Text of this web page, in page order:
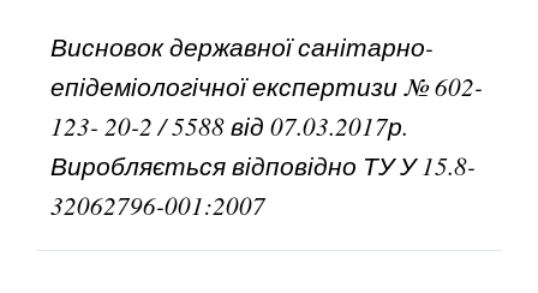
Висновок державної санітарно-
епідеміологічної експертизи № 602-
123- 20-2 / 5588 від 07.03.2017р.
Виробляється відповідно ТУ У 15.8-
32062796-001:2007